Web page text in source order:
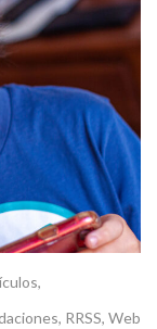
,
, RRSS, Web